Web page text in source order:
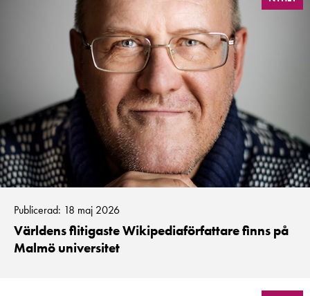
Publicerad: 18 maj 2026
Världens flitigaste Wikipediaförfattare finns på
Malmö universitet